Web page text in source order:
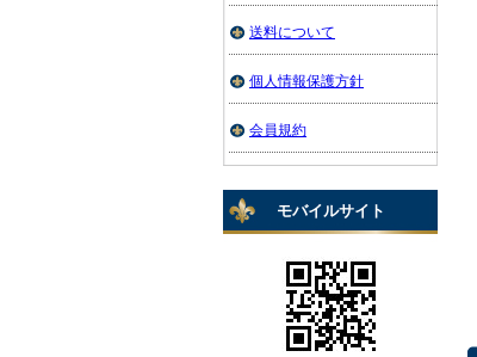
送料について
個人情報保護方針
会員規約
モバイルサイト